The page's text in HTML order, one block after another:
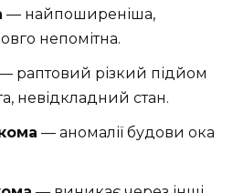
— найпоширеніша,
непомітна.
раптовий різкий підйом
невідкладний стан.
— аномалії будови ока